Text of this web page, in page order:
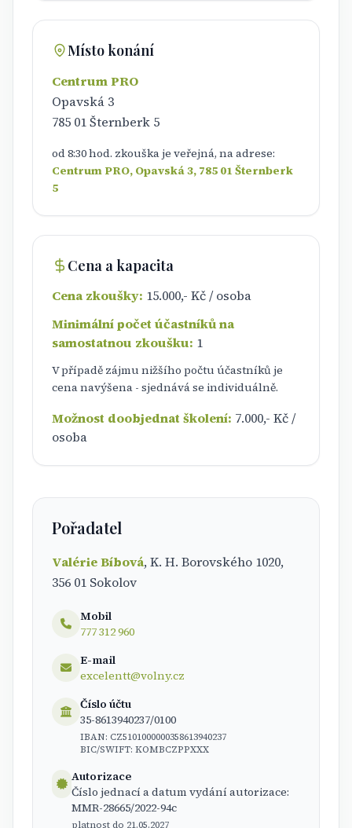
Místo konání
Centrum PRO
Opavská 3
785 01 Šternberk 5
od 8:30 hod. zkouška je veřejná, na adrese:
Centrum PRO, Opavská 3, 785 01 Šternberk
5
Cena a kapacita
Cena zkoušky: 15.000,- Kč / osoba
Minimální počet účastníků na
samostatnou zkoušku: 1
V případě zájmu nižšího počtu účastníků je
cena navýšena - sjednává se individuálně.
Možnost doobjednat školení: 7.000,- Kč /
osoba
Pořadatel
Valérie Bíbová, K. H. Borovského 1020,
356 01 Sokolov
Mobil
777 312 960
E-mail
excelentt@volny.cz
Číslo účtu
35-8613940237/0100
IBAN: CZ5101000000358613940237
BIC/SWIFT: KOMBCZPPXXX
Autorizace
Číslo jednací a datum vydání autorizace:
MMR-28665/2022-94c
platnost do 21.05.2027